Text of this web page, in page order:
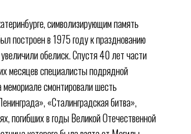
символизирующим память
построен в 1975 году к празднованию
обелиск. Спустя 40 лет части
месяцев специалисты подрядной
смонтировали шесть
«Сталинградская битва»,
погибших в годы Великой Отечественной